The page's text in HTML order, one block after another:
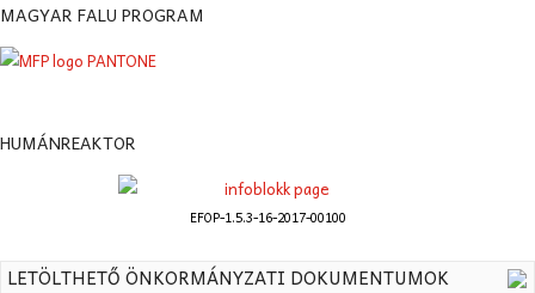
MAGYAR FALU PROGRAM
HUMÁNREAKTOR
EFOP-1.5.3-16-2017-00100
LETÖLTHETŐ ÖNKORMÁNYZATI DOKUMENTUMOK